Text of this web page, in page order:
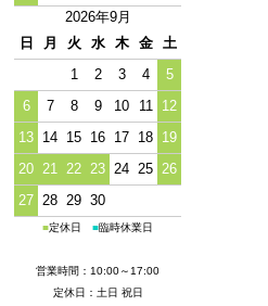
2026年9月
日
月 火 水 木 金
土
1
2 3 4
5
6
7 8 9 10 11
12
13 14 15 16 17 18 19
20 21 22 23 24 25 26
27 28 29 30
■定休日 ■臨時休業日
営業時間：10:00～17:00
定休日：土日 祝日